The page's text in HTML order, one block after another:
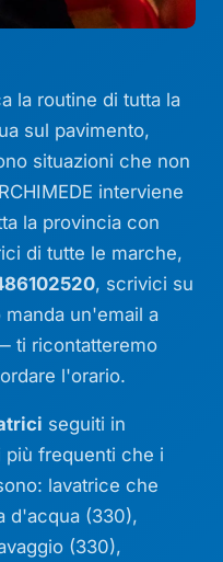
la routine di tutta la
sul pavimento,
situazioni che non
interviene
la provincia con
di tutte le marche,
, scrivici su
un'email a
ti ricontatteremo
l'orario.
seguiti in
più frequenti che i
lavatrice che
d'acqua (330),
(330),